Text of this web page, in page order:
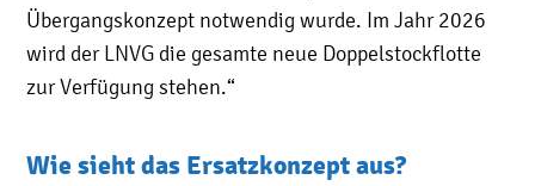
Übergangskonzept notwendig wurde. Im Jahr 2026
wird der LNVG die gesamte neue Doppelstockflotte
zur Verfügung stehen.“
Wie sieht das Ersatzkonzept aus?